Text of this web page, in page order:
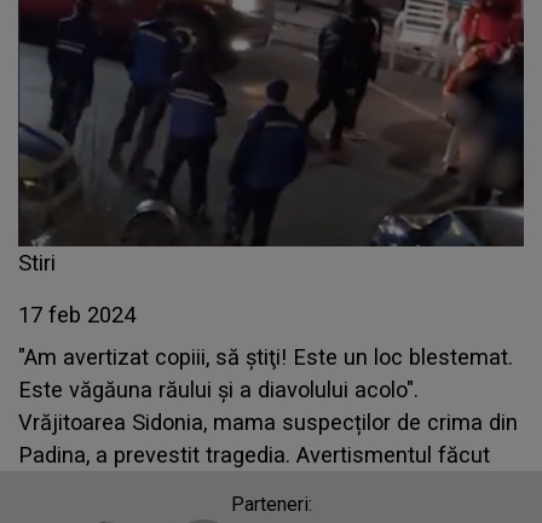
Stiri
17 feb 2024
"Am avertizat copiii, să ştiţi! Este un loc blestemat.
Este văgăuna răului şi a diavolului acolo".
Vrăjitoarea Sidonia, mama suspecților de crima din
Padina, a prevestit tragedia. Avertismentul făcut
Parteneri: